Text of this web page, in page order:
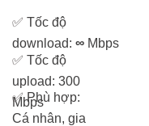
✅ Tốc độ
download: ∞ Mbps
✅ Tốc độ
upload: 300
Mbps
✅Phù hợp:
Cá nhân, gia